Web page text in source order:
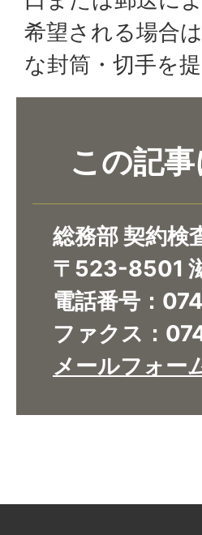
希望される場合
な封筒・切手を
この記
総務部 契約検
〒523-8501
電話番号：
ファクス：
メールフォー